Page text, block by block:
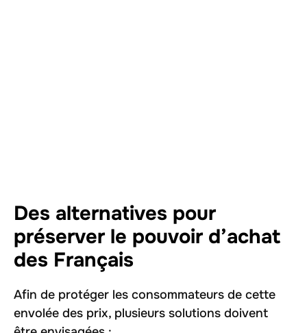
Des alternatives pour
préserver le pouvoir d’achat
des Français
Afin de protéger les consommateurs de cette
envolée des prix, plusieurs solutions doivent